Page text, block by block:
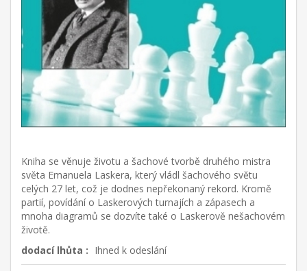
Kniha se věnuje životu a šachové tvorbě druhého mistra
světa Emanuela Laskera, který vládl šachového světu
celých 27 let, což je dodnes nepřekonaný rekord. Kromě
partií, povídání o Laskerových turnajích a zápasech a
mnoha diagramů se dozvíte také o Laskerově nešachovém
životě.
dodací lhůta : Ihned k odeslání